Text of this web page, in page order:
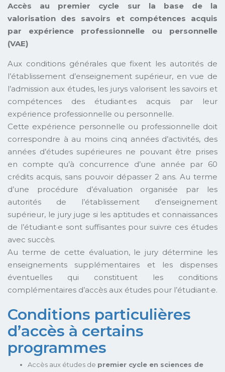
Accès au premier cycle sur la base de la
valorisation des savoirs et compétences acquis
par expérience professionnelle ou personnelle
(VAE)
Aux conditions générales que fixent les autorités de
l’établissement d’enseignement supérieur, en vue de
l’admission aux études, les jurys valorisent les savoirs et
compétences des étudiant·es acquis par leur
expérience professionnelle ou personnelle.
Cette expérience personnelle ou professionnelle doit
correspondre à au moins cinq années d’activités, des
années d’études supérieures ne pouvant être prises
en compte qu’à concurrence d’une année par 60
crédits acquis, sans pouvoir dépasser 2 ans. Au terme
d’une procédure d’évaluation organisée par les
autorités de l’établissement d’enseignement
supérieur, le jury juge si les aptitudes et connaissances
de l’étudiant·e sont suffisantes pour suivre ces études
avec succès.
Au terme de cette évaluation, le jury détermine les
enseignements supplémentaires et les dispenses
éventuelles qui constituent les conditions
complémentaires d’accès aux études pour l’étudiant·e.
Conditions particulières
d’accès à certains
programmes
Accès aux études de premier cycle en sciences de